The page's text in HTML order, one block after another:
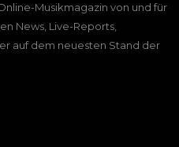
Musikmagazin von und für
News, Live-Reports,
auf dem neuesten Stand der